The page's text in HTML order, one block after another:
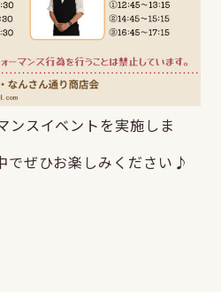
ンスイベントを実施しま
でぜひお楽しみください♪